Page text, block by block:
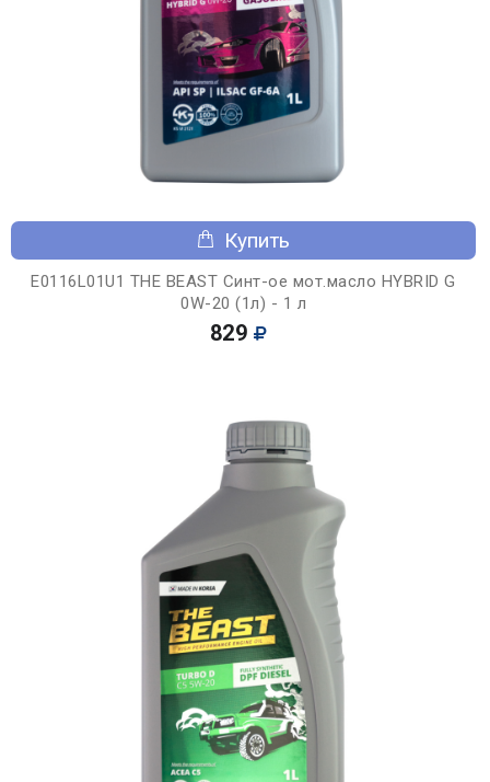
Купить
E0116L01U1 THE BEAST Синт-ое мот.масло HYBRID G
0W-20 (1л) - 1 л
829